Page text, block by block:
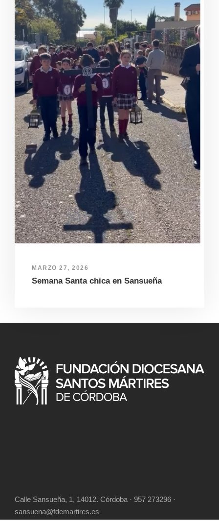
MARZO 27, 2026
Semana Santa chica en Sansueña
Calle Sansueña, 1, 14012. Córdoba · 957 273296 ·
sansuena@fdemartires.es